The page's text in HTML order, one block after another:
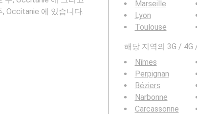
Occitanie 에 있습니다.
Marseille
Lyon
Toulouse
해당 지역의 3G / 4G
Nîmes
Perpignan
Béziers
Narbonne
Carcassonne